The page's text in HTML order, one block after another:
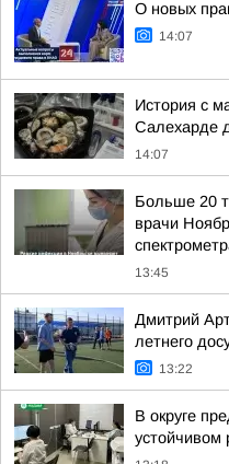
О новых
14:07
История с
Салехарде
14:07
Больше 20
врачи
13:45
Дмитрий
летнего
13:22
В округе
устойчивом